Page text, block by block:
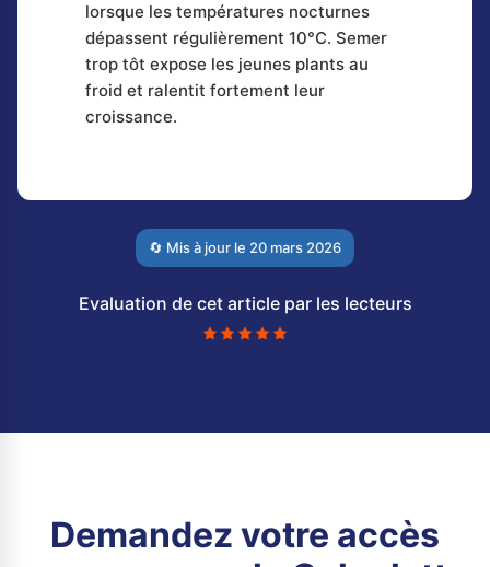
lorsque les températures nocturnes
dépassent régulièrement 10°C. Semer
trop tôt expose les jeunes plants au
froid et ralentit fortement leur
croissance.
🔄 Mis à jour le 20 mars 2026
Evaluation de cet article par les lecteurs
Demandez votre accès